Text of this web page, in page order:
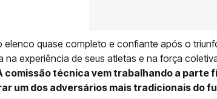
elenco quase completo e confiante após o
na experiência de seus atletas e na força
comissão técnica vem trabalhando a parte
um dos adversários mais tradicionais do